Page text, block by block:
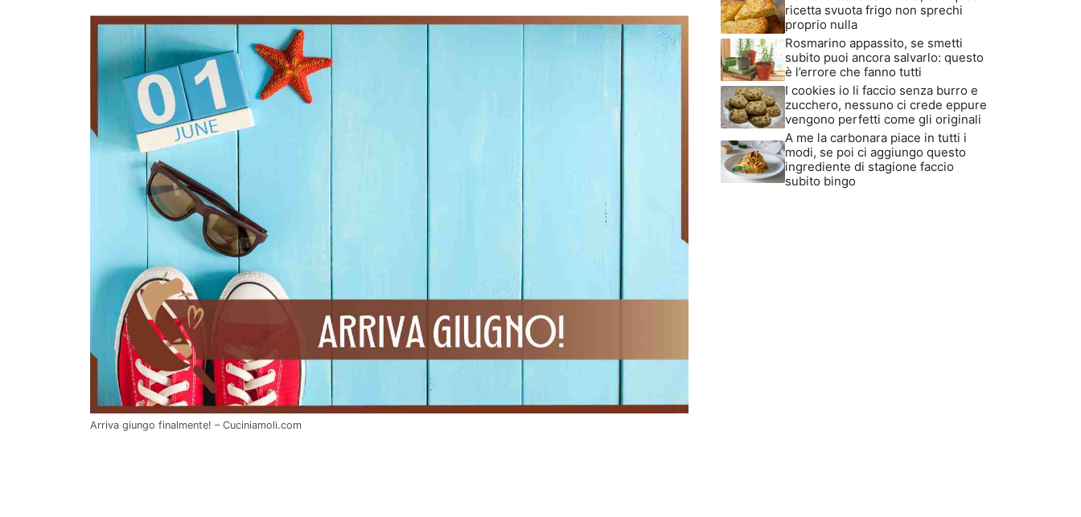
Arriva giungo finalmente! – Cuciniamoli.com
ricetta svuota frigo non sprechi
proprio nulla
Rosmarino appassito, se smetti
subito puoi ancora salvarlo: questo
è l’errore che fanno tutti
I cookies io li faccio senza burro e
zucchero, nessuno ci crede eppure
vengono perfetti come gli originali
A me la carbonara piace in tutti i
modi, se poi ci aggiungo questo
ingrediente di stagione faccio
subito bingo